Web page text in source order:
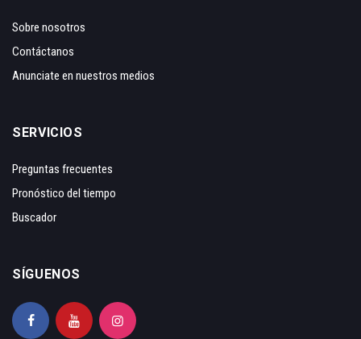
Sobre nosotros
Contáctanos
Anunciate en nuestros medios
SERVICIOS
Preguntas frecuentes
Pronóstico del tiempo
Buscador
SÍGUENOS